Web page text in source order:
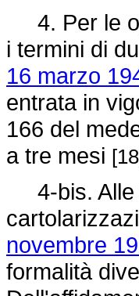
4. Per le
i termini di
16 marzo
entrata in
166 del
a tre mesi
4-bis. Alle
novembre
formalità